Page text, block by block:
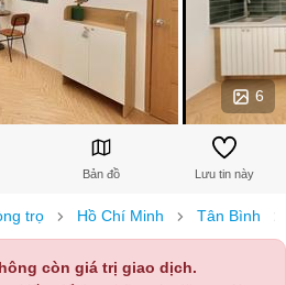
6
Bản đồ Lưu tin này
trọ Hồ Chí Minh Tân Bình
còn giá trị giao dịch.